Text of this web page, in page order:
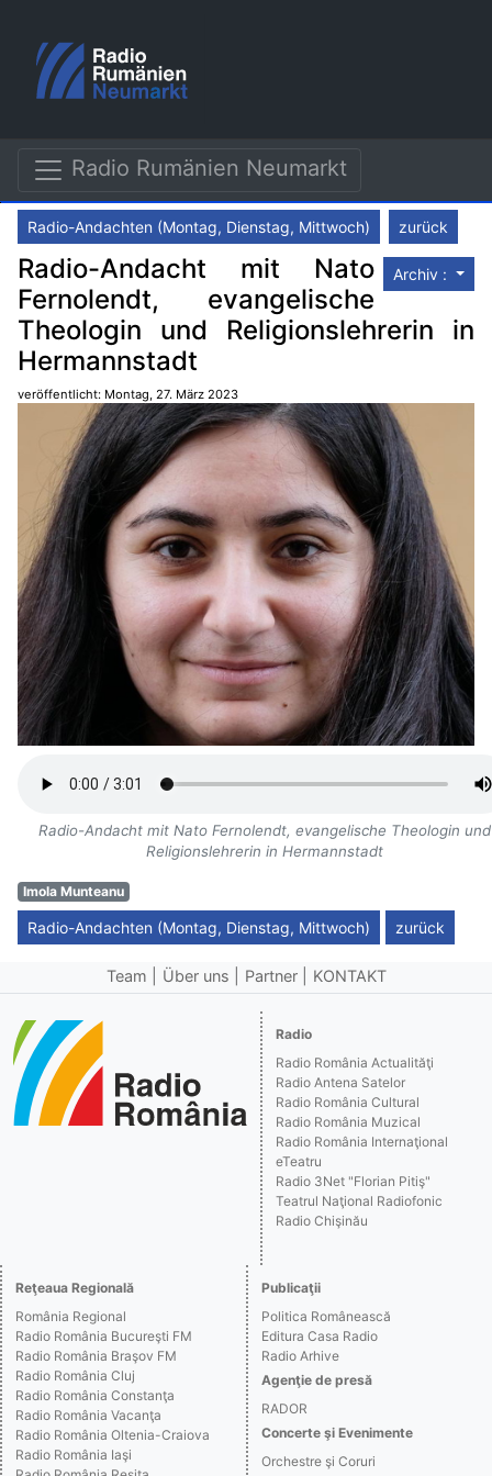
Radio Rumänien Neumarkt
Radio-Andachten (Montag, Dienstag, Mittwoch) zurück
Archiv :
Radio-Andacht mit Nato
Fernolendt, evangelische
Theologin und Religionslehrerin in
Hermannstadt
veröffentlicht: Montag, 27. März 2023
Radio-Andacht mit Nato Fernolendt, evangelische Theologin und
Religionslehrerin in Hermannstadt
Imola Munteanu
Radio-Andachten (Montag, Dienstag, Mittwoch) zurück
Team Über uns Partner KONTAKT
Radio
Radio România Actualităţi
Radio Antena Satelor
Radio România Cultural
Radio România Muzical
Radio România Internaţional
eTeatru
Radio 3Net "Florian Pitiş"
Teatrul Naţional Radiofonic
Radio Chişinău
Reţeaua Regională
România Regional
Radio România Bucureşti FM
Radio România Braşov FM
Radio România Cluj
Radio România Constanţa
Radio România Vacanţa
Radio România Oltenia-Craiova
Radio România Iaşi
Publicaţii
Politica Românească
Editura Casa Radio
Radio Arhive
Agenţie de presă
RADOR
Concerte şi Evenimente
Orchestre şi Coruri